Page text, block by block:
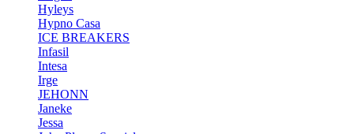
Hyleys
Hypno Casa
ICE BREAKERS
Infasil
Intesa
Irge
JEHONN
Janeke
Jessa